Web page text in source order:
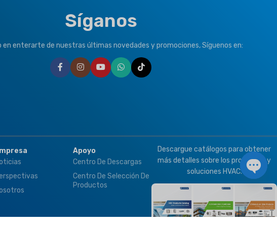
Síganos
en enterarte de nuestras últimas novedades y promociones, Síguenos en:
Apoyo
Centro De Descargas
Centro De Selección De
Productos
Descargue catálogos para obtener
más detalles sobre los productos y
soluciones HVAC.
Chat